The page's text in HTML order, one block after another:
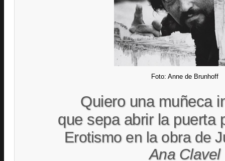
Foto: Anne de Brunhoff
Quiero una muñeca
que sepa abrir la puerta
Erotismo en la obra de
Ana Clavel